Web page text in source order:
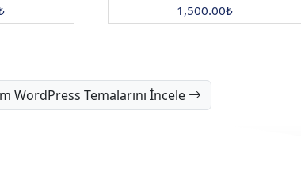
1,500.00₺
WordPress Temalarını İncele